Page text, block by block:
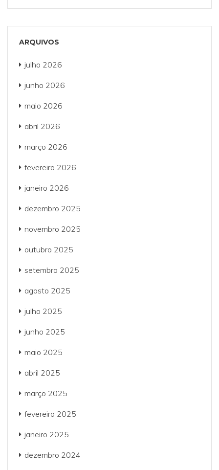
ARQUIVOS
julho 2026
junho 2026
maio 2026
abril 2026
março 2026
fevereiro 2026
janeiro 2026
dezembro 2025
novembro 2025
outubro 2025
setembro 2025
agosto 2025
julho 2025
junho 2025
maio 2025
abril 2025
março 2025
fevereiro 2025
janeiro 2025
dezembro 2024